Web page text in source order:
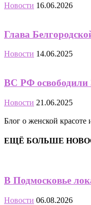
Новости 16.06.2026
Глава
Новости 14.06.2025
ВС РФ освободили
Новости 21.06.2025
Блог о женской
ЕЩЁ БОЛЬШЕ
В Подмосковье
Новости 06.08.2026